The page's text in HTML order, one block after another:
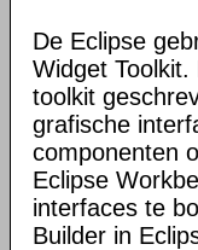
De Eclipse
Widget
toolkit
grafische
componenten
Eclipse
interfaces te
Builder in